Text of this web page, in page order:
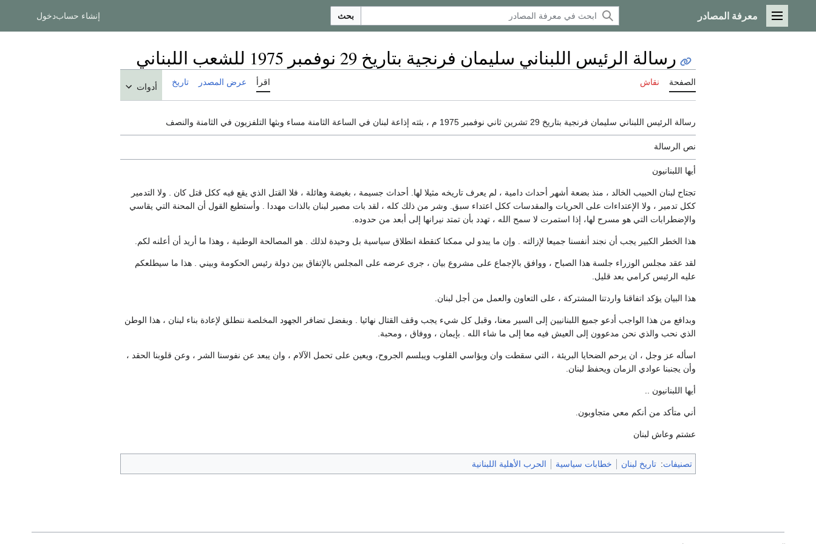
القائمة الرئيسية
معرفة المصادر بحث إنشاء حسابدخول
رسالة الرئيس اللبناني سليمان فرنجية بتاريخ 29 نوفمبر 1975 للشعب اللبناني
الصفحة نقاش اقرأ عرض المصدر تاريخ أدوات
رسالة الرئيس اللبناني سليمان فرنجية بتاريخ 29 تشرين ثاني نوفمبر 1975 م ، بثته إذاعة لبنان في الساعة الثامنة مساء وبثها التلفزيون في الثامنة والنصف
نص الرسالة
أيها اللبنانيون
تجتاح لبنان الحبيب الخالد ، منذ بضعة أشهر أحداث دامية ، لم يعرف تاريخه مثيلا لها. أحداث جسيمة ، بغيضة وهائلة ، فلا القتل الذي يقع فيه ككل قتل كان . ولا التدمير
ككل تدمير ، ولا الإعتداءات على الحريات والمقدسات ككل اعتداء سبق. وشر من ذلك كله ، لقد بات مصير لبنان بالذات مهددا . وأستطيع القول أن المحنة التي يقاسي
والإضطرابات التي هو مسرح لها، إذا استمرت لا سمح الله ، تهدد بأن تمتد نيرانها إلى أبعد من حدوده.
هذا الخطر الكبير يجب أن نجند أنفسنا جميعا لإزالته . وإن ما يبدو لي ممكنا كنقطة انطلاق سياسية بل وحيدة لذلك . هو المصالحة الوطنية ، وهذا ما أريد أن أعلنه لكم.
لقد عقد مجلس الوزراء جلسة هذا الصباح ، ووافق بالإجماع على مشروع بيان ، جرى عرضه على المجلس بالإتفاق بين دولة رئيس الحكومة وبيني . هذا ما سيطلعكم
عليه الرئيس كرامي بعد قليل.
هذا البيان يؤكد اتفاقنا واردتنا المشتركة ، على التعاون والعمل من أجل لبنان.
وبدافع من هذا الواجب أدعو جميع اللبنانيين إلى السير معنا، وقبل كل شيء يجب وقف القتال نهائيا . وبفضل تضافر الجهود المخلصة ننطلق لإعادة بناء لبنان ، هذا الوطن
الذي نحب والذي نحن مدعوون إلى العيش فيه معا إلى ما شاء الله . بإيمان ، ووفاق ، ومحبة.
اسأله عز وجل ، ان يرحم الضحايا البريئة ، التي سقطت وان ويؤاسي القلوب ويبلسم الجروح، ويعين على تحمل الآلام ، وان يبعد عن نفوسنا الشر ، وعن قلوبنا الحقد ،
وأن يجنبنا عوادي الزمان ويحفظ لبنان.
أيها اللبنانيون ..
أني متأكد من أنكم معي متجاوبون.
عشتم وعاش لبنان
تصنيفات: تاريخ لبنان خطابات سياسية الحرب الأهلية اللبنانية